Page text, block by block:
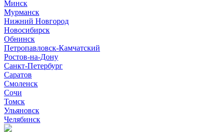
Минск
Мурманск
Нижний Новгород
Новосибирск
Обнинск
Петропавловск-Камчатский
Ростов-на-Дону
Санкт-Петербург
Саратов
Смоленск
Сочи
Томск
Ульяновск
Челябинск